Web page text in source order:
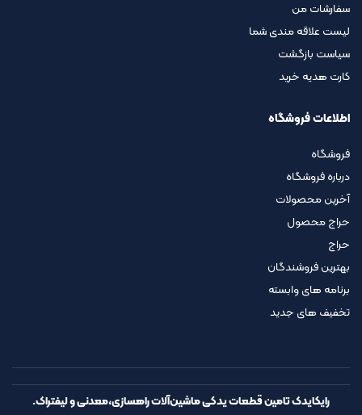
سفارشات من
لیست علاقه مندی شما
سیاست بازگشت
کارت هدیه خرید
اطلاعات فروشگاه
فروشگاه
درباره فروشگاه
آخرین محصولات
حراج محصول
حراج
بهترین فروشندگان
برنامه های وابسته
تخفیف های جدید
رایکایدک تامین قطعات یدکی ماشین‌آلات راهسازی،معدنی و لیفتراک.